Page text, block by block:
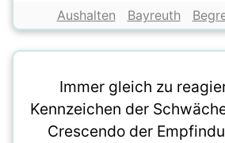
Aushalten Bayreuth
Immer gleich zu
Kennzeichen der
Crescendo der